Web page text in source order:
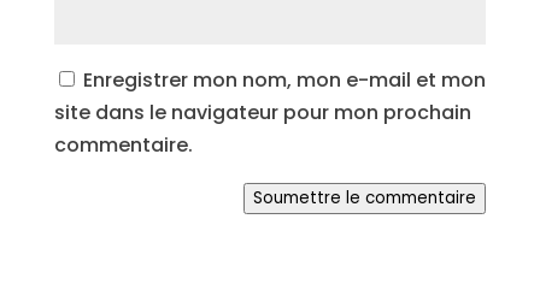
Enregistrer mon nom, mon e-mail et mon
site dans le navigateur pour mon prochain
commentaire.
Soumettre le commentaire